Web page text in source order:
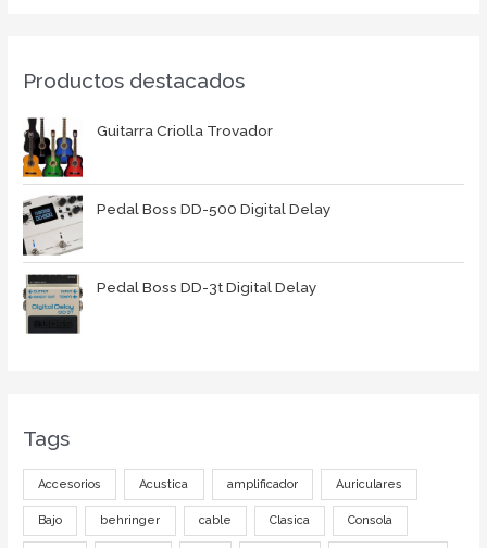
Productos destacados
Guitarra Criolla Trovador
Pedal Boss DD-500 Digital Delay
Pedal Boss DD-3t Digital Delay
Tags
Accesorios Acustica amplificador Auriculares
Bajo behringer cable Clasica Consola